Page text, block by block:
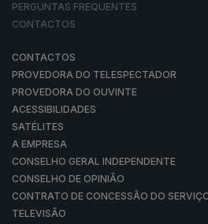
PERGUNTAS FREQUENTES
CONTACTOS
CONTACTOS
PROVEDORA DO TELESPECTADOR
PROVEDORA DO OUVINTE
ACESSIBILIDADES
SATÉLITES
A EMPRESA
CONSELHO GERAL INDEPENDENTE
CONSELHO DE OPINIÃO
CONTRATO DE CONCESSÃO DO
TELEVISÃO